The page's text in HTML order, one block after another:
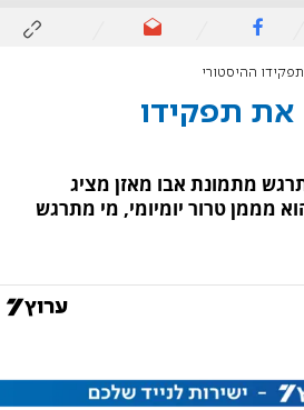
ההיסטורי
את תפקידו
מתמונת אבו מאזן מציג
מממן טרור יומיומי, מי מתרגש